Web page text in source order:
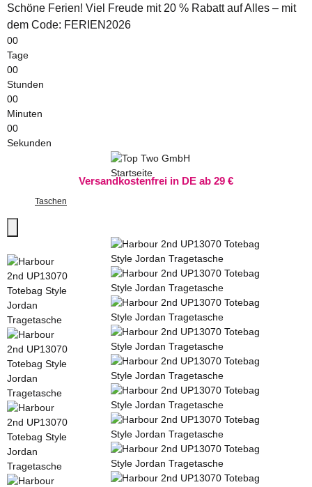
Schöne Ferien! Viel Freude mit 20 % Rabatt auf Alles – mit
dem Code: FERIEN2026
00
Tage
00
Stunden
00
Minuten
00
Sekunden
Versandkostenfrei in DE ab 29 €
Taschen